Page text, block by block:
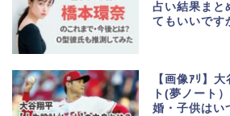
占い結果まと
てもいいです
【画像ｱﾘ】
ト(夢ノート
婚・子供はい